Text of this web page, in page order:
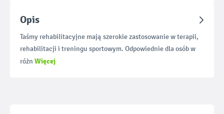
Opis
Taśmy rehabilitacyjne mają szerokie zastosowanie w terapii,
rehabilitacji i treningu sportowym. Odpowiednie dla osób w
różn Więcej